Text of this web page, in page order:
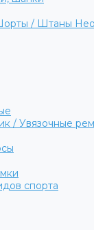
/ Штаны
/ Увязочные
спорта